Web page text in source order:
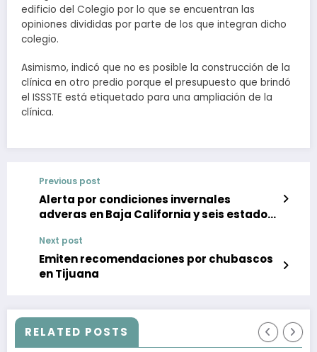
edificio del Colegio por lo que se encuentran las
opiniones divididas por parte de los que integran dicho
colegio.
Asimismo, indicó que no es posible la construcción de la
clínica en otro predio porque el presupuesto que brindó
el ISSSTE está etiquetado para una ampliación de la
clínica.
Previous post
Alerta por condiciones invernales
adveras en Baja California y seis estados
Next post
Emiten recomendaciones por chubascos
en Tijuana
RELATED POSTS